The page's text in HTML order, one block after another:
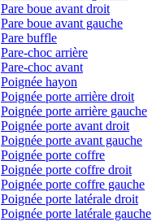
Pare boue avant droit
Pare boue avant gauche
Pare buffle
Pare-choc arrière
Pare-choc avant
Poignée hayon
Poignée porte arrière droit
Poignée porte arrière gauche
Poignée porte avant droit
Poignée porte avant gauche
Poignée porte coffre
Poignée porte coffre droit
Poignée porte coffre gauche
Poignée porte latérale droit
Poignée porte latérale gauche